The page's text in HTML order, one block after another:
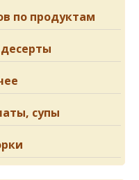
по продуктам
супы